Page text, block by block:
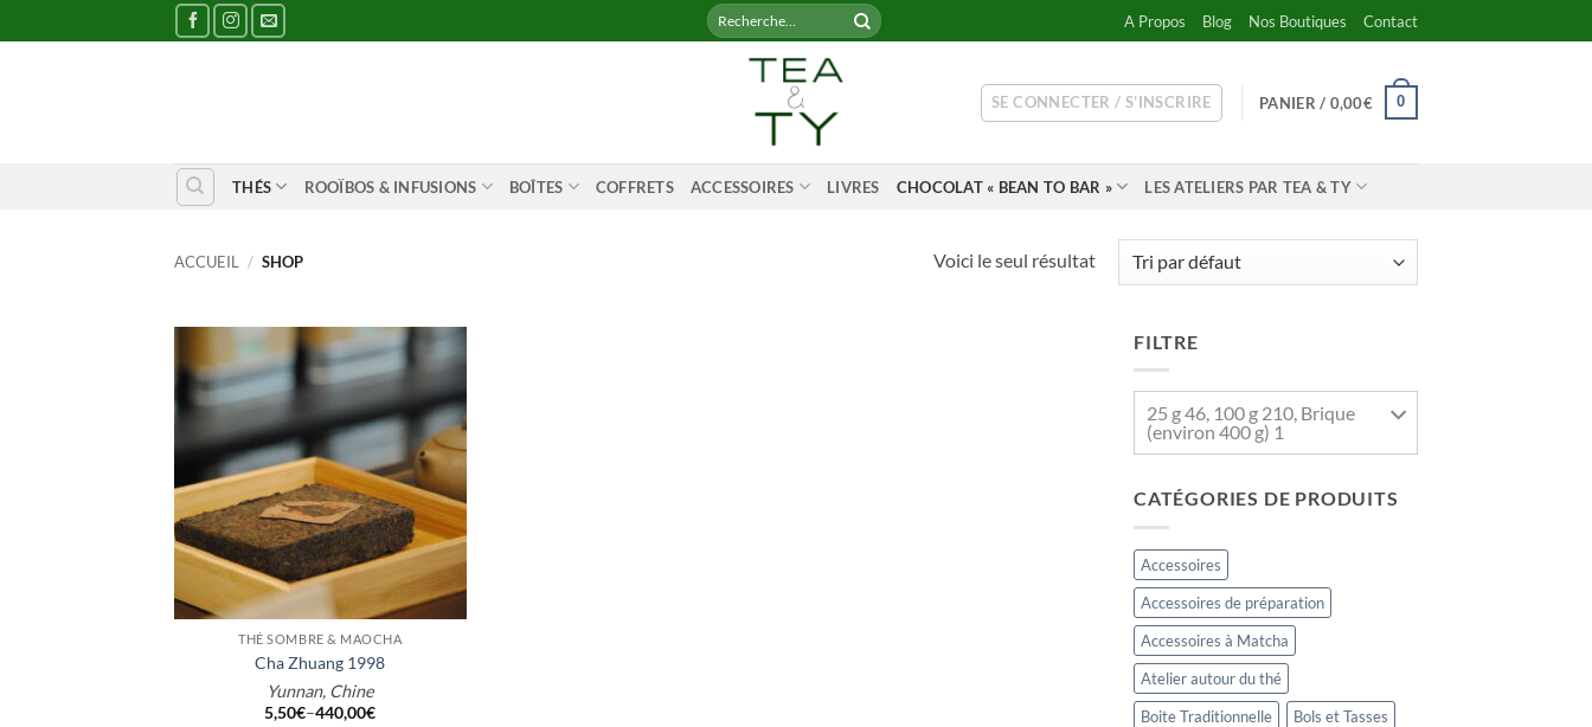
au
Recherche
pour :
A Propos Blog Nos Boutiques Contact
SE CONNECTER / S’INSCRIRE PANIER / 0,00€ 0
THÉS ROOÏBOS & INFUSIONS BOÎTES COFFRETS ACCESSOIRES LIVRES CHOCOLAT « BEAN TO BAR » LES ATELIERS PAR TEA & TY
ACCUEIL / SHOP Voici le seul résultat
THÉ SOMBRE & MAOCHA
Cha Zhuang 1998
Yunnan, Chine
5,50€–440,00€
FILTRE
25 g 46, 100 g 210, Brique
(environ 400 g) 1
CATÉGORIES DE PRODUITS
Accessoires
Accessoires de préparation
Accessoires à Matcha
Atelier autour du thé
Boite Traditionnelle
Bols et Tasses